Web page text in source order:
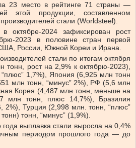
23 место в рейтинге 71 страны —
этой продукции, составленном
стали (Worldsteel).
октябре-2024 зафиксирован рост
2023 в половине стран первой
России, Южной Кореи и Ирана.
стали по итогам октября
тонн, рост на 2,9% к октябрю-2023),
1,7%), Япония (6,925 млн тонн
млн тонн, “минус” 2%), РФ (5,6 млн
Корея (4,487 млн ​​тонн, меньше на
млн ​​тонн, плюс 14,7%), Бразилия
2%), Турция (2,998 млн. тонн, “плюс”
тонн, “минус” (1,9%).
года выплавка стали выросла на 0,4%
периодом прошлого года — до